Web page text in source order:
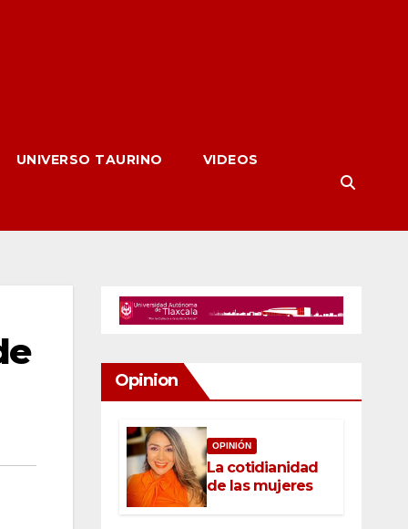
UNIVERSO TAURINO VIDEOS
Opinion
OPINIÓN
La cotidianidad
de las mujeres